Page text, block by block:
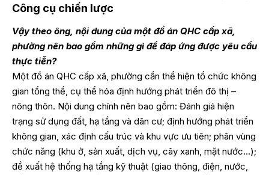
Công cụ chiến lược
Vậy theo ông, nội dung của một đồ án QHC cấp xã,
phường nên bao gồm những gì để đáp ứng được yêu cầu
thực tiễn?
Một đồ án QHC cấp xã, phường cần thể hiện tổ chức không
gian tổng thể, cụ thể hóa định hướng phát triển đô thị –
nông thôn. Nội dung chính nên bao gồm: Đánh giá hiện
trạng sử dụng đất, hạ tầng và dân cư; định hướng phát triển
không gian, xác định cấu trúc và khu vực ưu tiên; phân vùng
chức năng (khu ở, sản xuất, dịch vụ, cây xanh, mặt nước…);
đề xuất hệ thống hạ tầng kỹ thuật (giao thông, điện, nước,